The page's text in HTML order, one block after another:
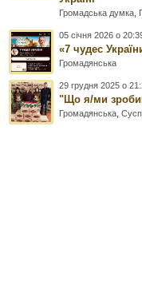
Громадська думка
05 січня 2026 о
«7 чудес
Громадянська
29 грудня 2025 о
"Що я/ми
Громадянська ,